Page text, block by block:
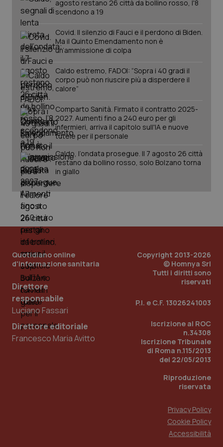
Salute orale & impianti
Sangue & coagulazione
Tiroide
Tumore al seno
Tumore ovarico
Tumori del Polmone & Testa Collo
Tumori gastrointestinali
Ulcera & Reflusso
Vaccini
agosto restano 26 città da bollino rosso, l'8
scendono a 19
Covid. Il silenzio di Fauci e il perdono di Biden.
Ma il Quinto Emendamento non è
un’ammissione di colpa
Caldo estremo, FADOI: “Sopra i 40 gradi il
corpo può non riuscire più a disperdere il
calore”
Comparto Sanità. Firmato il contratto 2025-
2027. Aumenti fino a 240 euro per gli
infermieri, arriva il capitolo sull'IA e nuove
tutele per il personale
Caldo, l’ondata prosegue. Il 7 agosto 26 città
restano da bollino rosso, solo Bolzano torna
in giallo
Quotidiano online
d'informazione sanitaria
Direttore
responsabile
Luciano Fassari
Direttore editoriale
Francesco Maria Avitto
Copyright 2013-2026
© Homnya Srl
Tutti i diritti sono
riservati
P.I. e C.F. 13026241003
Iscrizione al ROC
n.34308
Iscrizione Tribunale
di Roma n.115/2013
del 22/05/2013
Riproduzione
riservata
Privacy Policy
Cookie Policy
Accessibilità
CookieScriptConsent
tracking-sites-ironfish-
tracking-enable
session-id
www.quotidianosanita.it
_ga
.quotidianosanita.it
1
mese